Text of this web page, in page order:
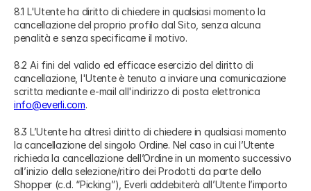
8.1 L'Utente ha diritto di chiedere in qualsiasi momento la
cancellazione del proprio profilo dal Sito, senza alcuna
penalità e senza specificarne il motivo.
8.2 Ai fini del valido ed efficace esercizio del diritto di
cancellazione, l'Utente è tenuto a inviare una comunicazione
scritta mediante e-mail all'indirizzo di posta elettronica
info@everli.com.
8.3 L’Utente ha altresì diritto di chiedere in qualsiasi momento
la cancellazione del singolo Ordine. Nel caso in cui l’Utente
richieda la cancellazione dell’Ordine in un momento successivo
all’inizio della selezione/ritiro dei Prodotti da parte dello
Shopper (c.d. “Picking”), Everli addebiterà all’Utente l’importo